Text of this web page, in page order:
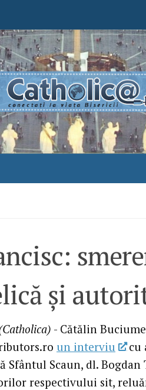
şi
- Cătălin
un interviu
cu
Sfântul Scaun, dl. Bogdan
respectivului sit,